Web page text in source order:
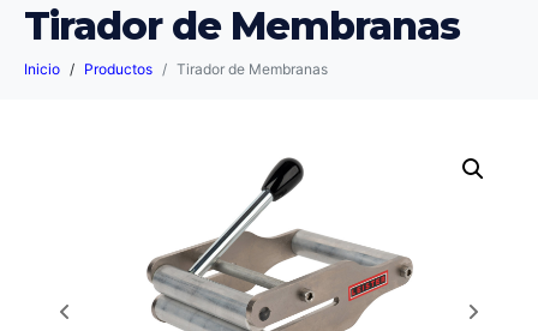
Tirador de Membranas
Inicio Productos Tirador de Membranas